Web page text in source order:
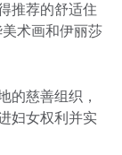
推荐的舒适住
术画和伊丽莎
的慈善组织，
妇女权利并实